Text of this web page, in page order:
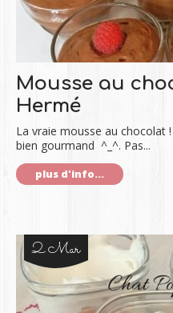
Mousse au
Hermé
La vraie mousse au chocolat
bien gourmand ^_^. Pas...
plus d'info...
2 Mar